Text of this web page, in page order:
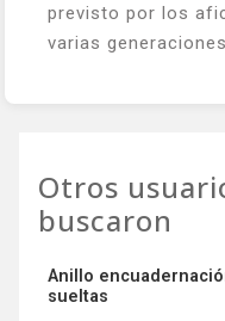
previsto por los
varias
Otros
buscaron
Anillo
sueltas